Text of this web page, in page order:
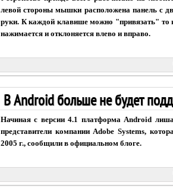
левой стороны мышки расположена панель с
руки. К каждой клавише можно "привязать" то
нажимается и отклоняется влево и вправо.
В Android больше не будет
Начиная с версии 4.1 платформа Android
представители компании Adobe Systems,
2005 г., сообщили в официальном блоге.